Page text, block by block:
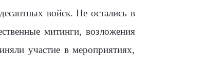
войск. Не остались в
митинги, возложения
участие в мероприятиях,